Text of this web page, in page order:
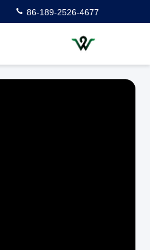
86-189-2526-4677